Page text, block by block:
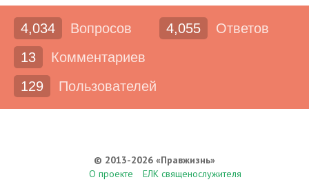
4,034 Вопросов 4,055
Ответов
13
Комментариев
129
Пользователей
© 2013-2026 «Правжизнь»
О проекте
ЕЛК священослужителя